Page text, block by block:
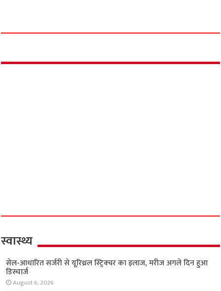
स्वास्थ्य
सेल-आधारित सर्जरी से यूरिथ्रल स्ट्रिक्चर का इलाज, मरीज अगले दिन हुआ
डिस्चार्ज
August 6, 2026